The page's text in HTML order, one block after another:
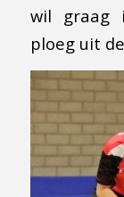
wil graag
ploeg uit